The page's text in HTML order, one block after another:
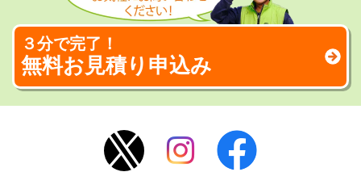
３分で完了！
無料お見積り申込み